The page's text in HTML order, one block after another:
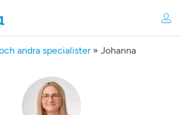
andra specialister» Johanna